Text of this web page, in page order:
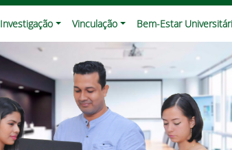
Investigação Vinculação Bem-Estar